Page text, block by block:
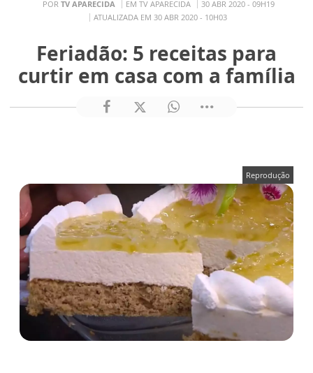
POR TV APARECIDA EM TV APARECIDA
30 ABR 2020 - 09H19
ATUALIZADA EM 30 ABR 2020 - 10H03
Feriadão: 5 receitas para
curtir em casa com a família
Reprodução